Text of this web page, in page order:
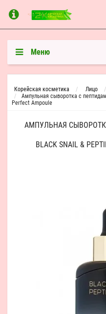
Меню
Корейская косметика Лицо
Ампульная сыворотка с
Perfect Ampoule
АМПУЛЬНАЯ
BLACK SNAIL &